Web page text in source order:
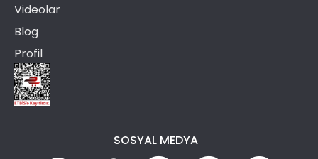
Videolar
Blog
Profil
SOSYAL MEDYA